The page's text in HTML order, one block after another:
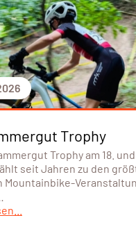
Trophy
Trophy am 18.
seit Jahren zu den
Mountainbike-